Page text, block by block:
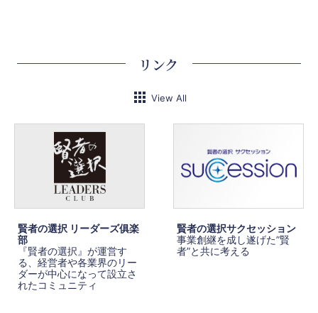
リンク
View All
賢者の選択 リーダーズ俱楽
部
『賢者の選択』が運営す
る、経営者や各業界のリー
ダーが中心になって設立さ
れたコミュニティ
賢者の選択サクセッション
事業創継を成し遂げた”賢
者”と共に考える